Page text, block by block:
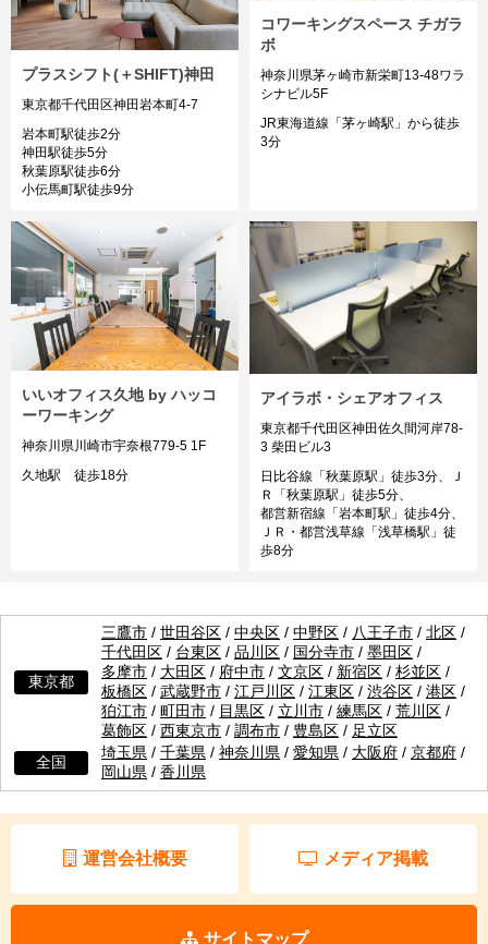
プラスシフト(＋SHIFT)神田
東京都千代田区神田岩本町4-7
岩本町駅徒歩2分
神田駅徒歩5分
秋葉原駅徒歩6分
小伝馬町駅徒歩9分
コワーキングスペース チガラ
ボ
神奈川県茅ヶ崎市新栄町13-48ワラ
シナビル5F
JR東海道線「茅ヶ崎駅」から徒歩
3分
いいオフィス久地 by ハッコ
ーワーキング
神奈川県川崎市宇奈根779-5 1F
久地駅 徒歩18分
アイラボ・シェアオフィス
東京都千代田区神田佐久間河岸78-
3 柴田ビル3
日比谷線「秋葉原駅」徒歩3分、Ｊ
Ｒ「秋葉原駅」徒歩5分、
都営新宿線「岩本町駅」徒歩4分、
ＪＲ・都営浅草線「浅草橋駅」徒
歩8分
東京都
三鷹市 / 世田谷区 / 中央区 / 中野区 / 八王子市 / 北区 /
千代田区 / 台東区 / 品川区 / 国分寺市 / 墨田区 /
多摩市 / 大田区 / 府中市 / 文京区 / 新宿区 / 杉並区 /
板橋区 / 武蔵野市 / 江戸川区 / 江東区 / 渋谷区 / 港区 /
狛江市 / 町田市 / 目黒区 / 立川市 / 練馬区 / 荒川区 /
葛飾区 / 西東京市 / 調布市 / 豊島区 / 足立区
全国
埼玉県 / 千葉県 / 神奈川県 / 愛知県 / 大阪府 / 京都府 /
岡山県 / 香川県
運営会社概要 メディア掲載
サイトマップ